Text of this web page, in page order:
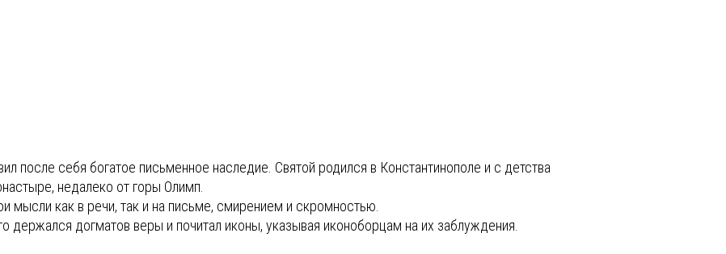
после себя богатое письменное наследие. Святой родился в Константинополе и с детства
недалеко от горы Олимп.
как в речи, так и на письме, смирением и скромностью.
догматов веры и почитал иконы, указывая иконоборцам на их заблуждения.